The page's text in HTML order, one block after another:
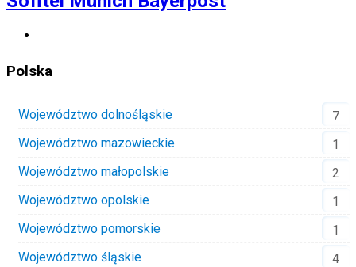
Polska
Województwo dolnośląskie
7
Województwo mazowieckie
1
Województwo małopolskie
2
Województwo opolskie
1
Województwo pomorskie
1
Województwo śląskie
4